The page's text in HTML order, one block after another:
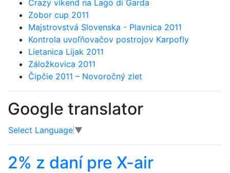
Crazy víkend na Lago di Garda
Zobor cup 2011
Majstrovstvá Slovenska - Plavnica 2011
Kontrola uvoľňovačov postrojov Karpofly
Lietanica Lijak 2011
Záložkovica 2011
Čipčie 2011 – Novoročný zlet
Google translator
Select Language ▼
2% z daní pre X-air